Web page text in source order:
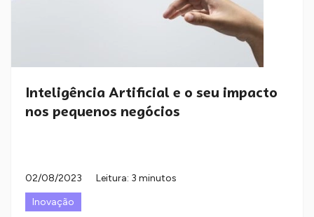
Inteligência Artificial e o seu impacto
nos pequenos negócios
02/08/2023
Leitura: 3 minutos
Inovação